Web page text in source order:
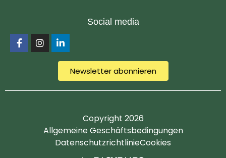
Social media
Newsletter abonnieren
Copyright 2026
Allgemeine Geschäftsbedingungen
DatenschutzrichtlinieCookies